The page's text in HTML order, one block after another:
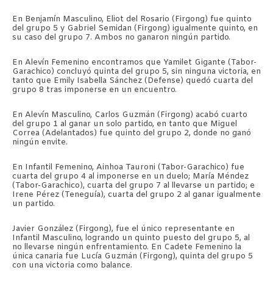
En Benjamín Masculino, Eliot del Rosario (Firgong) fue quinto
del grupo 5 y Gabriel Semidan (Firgong) igualmente quinto, en
su caso del grupo 7. Ambos no ganaron ningún partido.
En Alevín Femenino encontramos que Yamilet Gigante (Tabor-
Garachico) concluyó quinta del grupo 5, sin ninguna victoria, en
tanto que Emily Isabella Sánchez (Defense) quedó cuarta del
grupo 8 tras imponerse en un encuentro.
En Alevín Masculino, Carlos Guzmán (Firgong) acabó cuarto
del grupo 1 al ganar un solo partido, en tanto que Miguel
Correa (Adelantados) fue quinto del grupo 2, donde no ganó
ningún envite.
En Infantil Femenino, Ainhoa Tauroni (Tabor-Garachico) fue
cuarta del grupo 4 al imponerse en un duelo; María Méndez
(Tabor-Garachico), cuarta del grupo 7 al llevarse un partido; e
Irene Pérez (Teneguía), cuarta del grupo 2 al ganar igualmente
un partido.
Javier González (Firgong), fue el único representante en
Infantil Masculino, logrando un quinto puesto del grupo 5, al
no llevarse ningún enfrentamiento. En Cadete Femenino la
única canaria fue Lucía Guzmán (Firgong), quinta del grupo 5
con una victoria como balance.